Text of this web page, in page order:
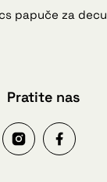
papuče za decu
Pratite nas